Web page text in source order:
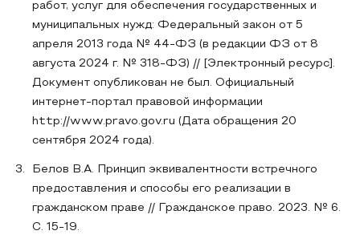
работ, услуг для обеспечения государственных и
муниципальных нужд: Федеральный закон от 5
апреля 2013 года № 44-ФЗ (в редакции ФЗ от 8
августа 2024 г. № 318-ФЗ) // [Электронный ресурс].
Документ опубликован не был. Официальный
интернет-портал правовой информации
http://www.pravo.gov.ru (Дата обращения 20
сентября 2024 года).
Белов В.А. Принцип эквивалентности встречного
предоставления и способы его реализации в
гражданском праве // Гражданское право. 2023. № 6.
С. 15-19.